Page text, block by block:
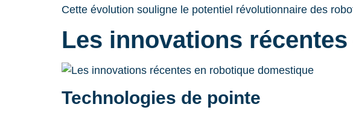
Cette évolution souligne le potentiel révolutionnaire des
Les innovations
Technologies de pointe